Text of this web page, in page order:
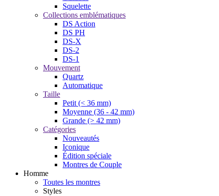
Squelette
Collections emblématiques
DS Action
DS PH
DS-X
DS-2
DS-1
Mouvement
Quartz
Automatique
Taille
Petit (< 36 mm)
Moyenne (36 - 42 mm)
Grande (> 42 mm)
Catégories
Nouveautés
Iconique
Édition spéciale
Montres de Couple
Homme
Toutes les montres
Styles